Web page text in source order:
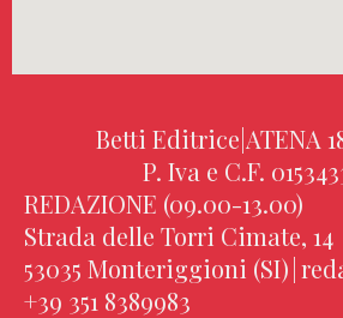
Betti Editrice|ATENA
P. Iva e C.F.
REDAZIONE (09.00-13.00)
Strada delle Torri Cimate, 14
53035 Monteriggioni (SI)|
+39 351 8389983